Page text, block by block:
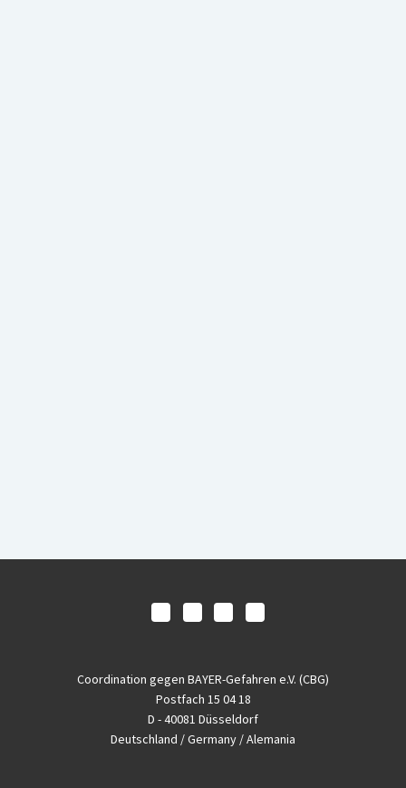
Coordination gegen BAYER-Gefahren e.V. (CBG)
Postfach 15 04 18
D - 40081 Düsseldorf
Deutschland / Germany / Alemania